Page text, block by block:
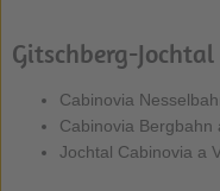
Gitschberg-Jochtal
Cabinovia
Cabinovia
Jochtal Cabinovia a